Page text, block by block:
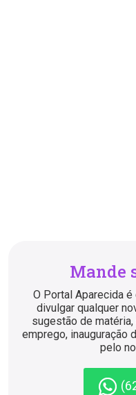
Mande
O Portal Aparecida
divulgar qualquer
sugestão de
emprego, inauguração
pelo